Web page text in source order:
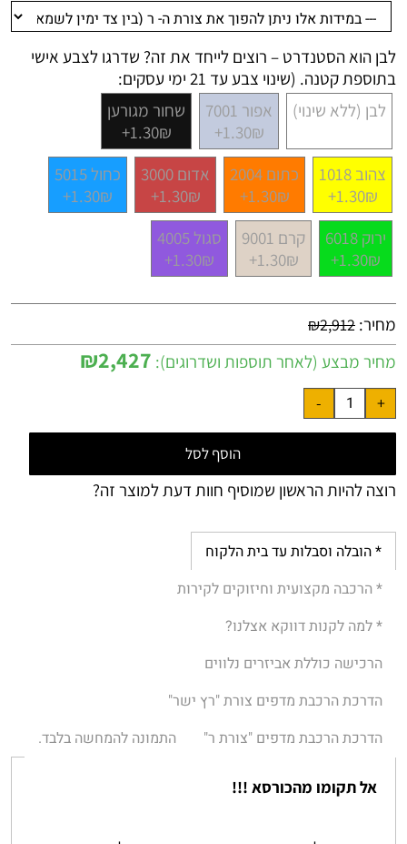
לבן הוא הסטנדרט – רוצים לייחד את זה? שדרגו לצבע אישי
בתוספת קטנה. (שינוי צבע עד 21 ימי עסקים:
לבן (ללא שינוי)
אפור 7001
1.30₪+
שחור מגורען
1.30₪+
צהוב 1018
1.30₪+
כתום 2004
1.30₪+
אדום 3000
1.30₪+
כחול 5015
1.30₪+
ירוק 6018
1.30₪+
קרם 9001
1.30₪+
סגול 4005
1.30₪+
מחיר: ₪2,912
מחיר מבצע (לאחר תוספות ושדרוגים): ₪2,427
הוסף לסל
רוצה להיות הראשון שמוסיף חוות דעת למוצר זה?
* הובלה וסבלות עד בית הלקוח
* הרכבה מקצועית וחיזוקים לקירות
* למה לקנות דווקא אצלנו?
הרכישה כוללת אביזרים נלווים
הדרכת הרכבת מדפים צורת "רץ ישר"
הדרכת הרכבת מדפים "צורת ר"
התמונה להמחשה בלבד.
אל תקומו מהכורסא !!!